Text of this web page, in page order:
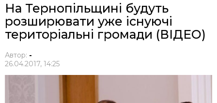
На Тернопільщині будуть
розширювати уже існуючі
територіальні громади (ВІДЕО)
Автор: -
26.04.2017, 14:25